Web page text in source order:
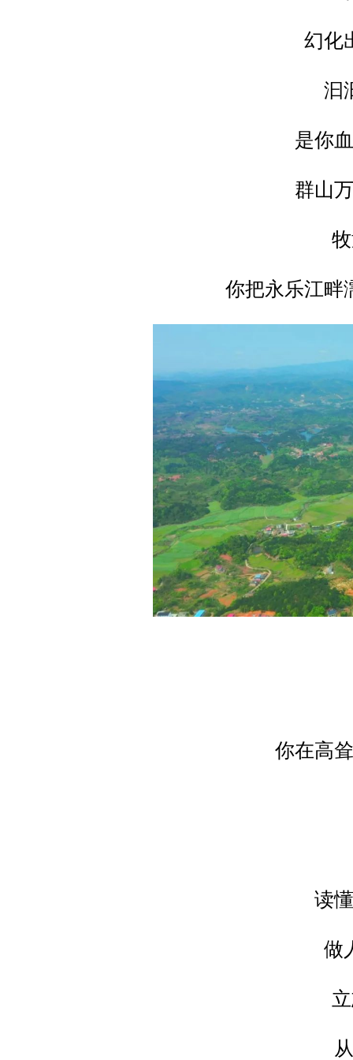
幻化
汩
是你
群山
你把永乐江畔
你在高
读
做